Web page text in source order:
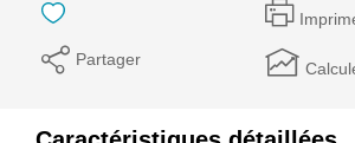
Partager